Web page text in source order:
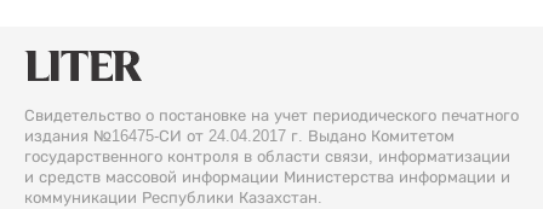
Свидетельство о постановке на учет периодического печатного
издания №16475-СИ от 24.04.2017 г. Выдано Комитетом
государственного контроля в области связи, информатизации
и средств массовой информации Министерства информации и
коммуникации Республики Казахстан.